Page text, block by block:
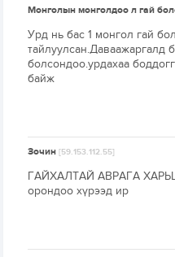
Монголын монголдоо л гай
Урд нь бас 1 монгол гай
тайлуулсан.Даваажаргалд
болсондоо.урдахаа
байж
Зочин[59.153.112.55]
ГАЙХАЛТАЙ АВРАГА
орондоо хүрээд ир